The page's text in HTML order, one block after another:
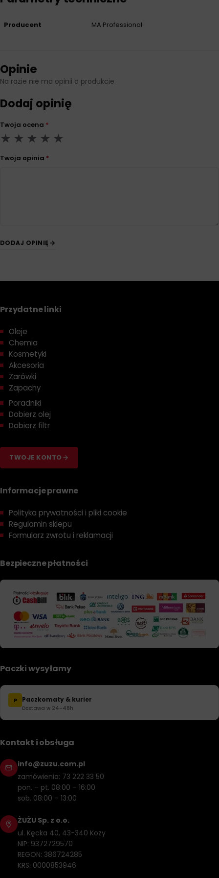
Producent MA Professional
Opinie
Na razie nie ma opinii o produkcie.
Dodaj opinię
Twoja ocena *
Twoja opinia *
DODAJ OPINIĘ
Przydatne linki
Oleje
Chemia
Kosmetyki
Akcesoria
Żarówki
Zapachy
Poradniki
Dobierz olej
Dobierz filtr
TWOJE KONTO
Informacje prawne
Polityka prywatności i pliki cookie
Regulamin sklepu
Formularz zwrotu i reklamacji
Bezpieczne płatności
Paczki wysyłamy
P Paczkomaty & kurier
Dostawa w 24–48h
Kontakt i obsługa
info@zuzu.com.pl
zamówienia: 73 222 33 50
pon. – pt. 08:00 – 16:00
sob. 08:00 – 13:00
ŻUŻU Sp. z o.o.
ul. Kęcka 40, 43-340 Kozy
NIP: 9372729570
REGON: 386724285
KRS: 0000853946